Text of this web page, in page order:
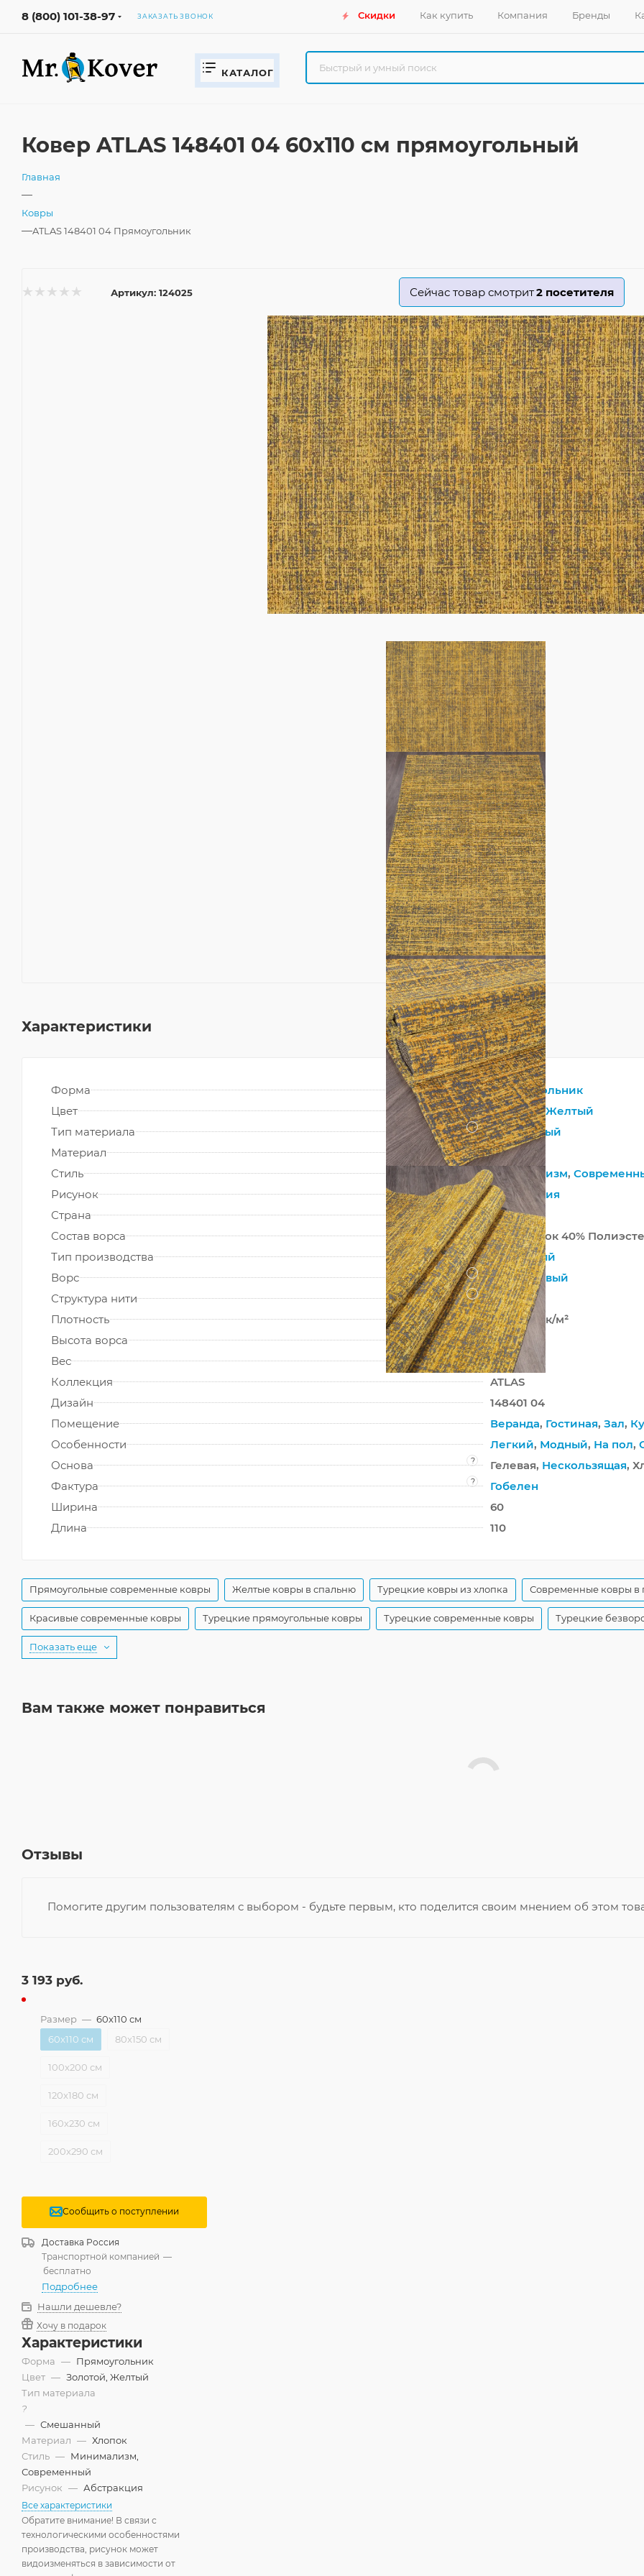
8 (800) 101-38-97 ЗАКАЗАТЬ ЗВОНОК Скидки Как купить Компания Бренды
КАТАЛОГ
Ковер ATLAS 148401 04 60x110 см прямоугольный
Главная
—
Ковры
—ATLAS 148401 04 Прямоугольник
Артикул: 124025 Сейчас товар смотрит2 посетителя
Характеристики
Форма
Прямоугольник
Цвет
Золотой,Желтый
Тип материала
?
Смешанный
Материал
Хлопок
Стиль
Минимализм,
Рисунок
Абстракция
Страна
Турция
Состав ворса
60% Хлопок 40%
Тип производства
Машинный
Ворс
?
Безворсовый
Структура нити
?
Шенилл
Плотность
1 100 точек/м²
Высота ворса
0 мм
Вес
1100 г/м²
Коллекция
ATLAS
Дизайн
148401 04
Помещение
Веранда, Гостиная, Зал,
Особенности
Легкий, Модный, На пол,
Основа
? Гелевая, Нескользящая,
Фактура
?
Гобелен
Ширина
60
Длина
110
Прямоугольные современные ковры Желтые ковры в спальню Турецкие ковры из хлопка Современные ковры в
Красивые современные ковры Турецкие прямоугольные ковры Турецкие современные ковры Турецкие
Показать еще
Вам также может понравиться
Отзывы
Помогите другим пользователям с выбором - будьте первым, кто поделится своим мнением об этом
3 193 руб.
Размер — 60x110 см
60x110 см
80x150 см
100x200 см
120x180 см
160x230 см
200x290 см
Сообщить о поступлении
Доставка Россия
Транспортной компанией —
бесплатно
Подробнее
Нашли дешевле?
Хочу в подарок
Характеристики
Форма — Прямоугольник
Цвет — Золотой, Желтый
Тип материала
?
— Смешанный
Материал — Хлопок
Стиль — Минимализм,
Современный
Рисунок — Абстракция
Все характеристики
Обратите внимание! В связи с
технологическими особенностями
производства, рисунок может
видоизменяться в зависимости от